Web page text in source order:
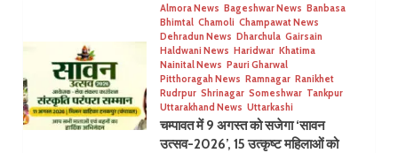
Almora News Bageshwar News Banbasa
Bhimtal Chamoli Champawat News
Dehradun News Dharchula Gairsain
Haldwani News Haridwar Khatima
Nainital News Pauri Gharwal
Pitthoragah News Ramnagar Ranikhet
Rudrpur Shrinagar Someshwar Tankpur
Uttarakhand News Uttarkashi
चम्पावत में 9 अगस्त को सजेगा ‘सावन
उत्सव-2026’, 15 उत्कृष्ट महिलाओं को